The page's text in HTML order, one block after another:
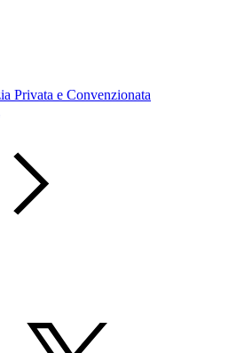
Privata e Convenzionata